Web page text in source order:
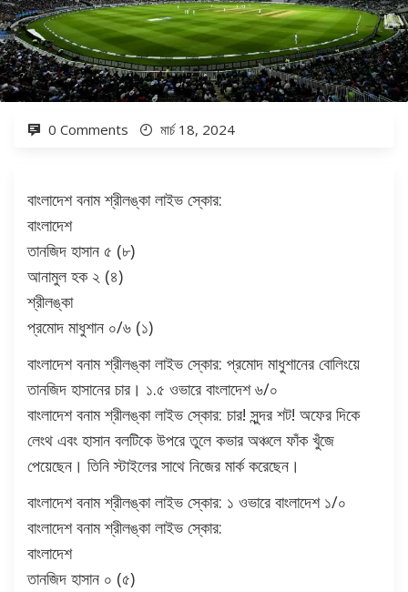
0 Comments মার্চ 18, 2024
বাংলাদেশ বনাম শ্রীলঙ্কা লাইভ স্কোর:
বাংলাদেশ
তানজিদ হাসান ৫ (৮)
আনামুল হক ২ (৪)
শ্রীলঙ্কা
প্রমোদ মাধুশান ০/৬ (১)
বাংলাদেশ বনাম শ্রীলঙ্কা লাইভ স্কোর: প্রমোদ মাধুশানের বোলিংয়ে
তানজিদ হাসানের চার। ১.৫ ওভারে বাংলাদেশ ৬/০
বাংলাদেশ বনাম শ্রীলঙ্কা লাইভ স্কোর: চার! সুন্দর শট! অফের দিকে
লেংথ এবং হাসান বলটিকে উপরে তুলে কভার অঞ্চলে ফাঁক খুঁজে
পেয়েছেন। তিনি স্টাইলের সাথে নিজের মার্ক করেছেন।
বাংলাদেশ বনাম শ্রীলঙ্কা লাইভ স্কোর: ১ ওভারে বাংলাদেশ ১/০
বাংলাদেশ বনাম শ্রীলঙ্কা লাইভ স্কোর:
বাংলাদেশ
তানজিদ হাসান ০ (৫)